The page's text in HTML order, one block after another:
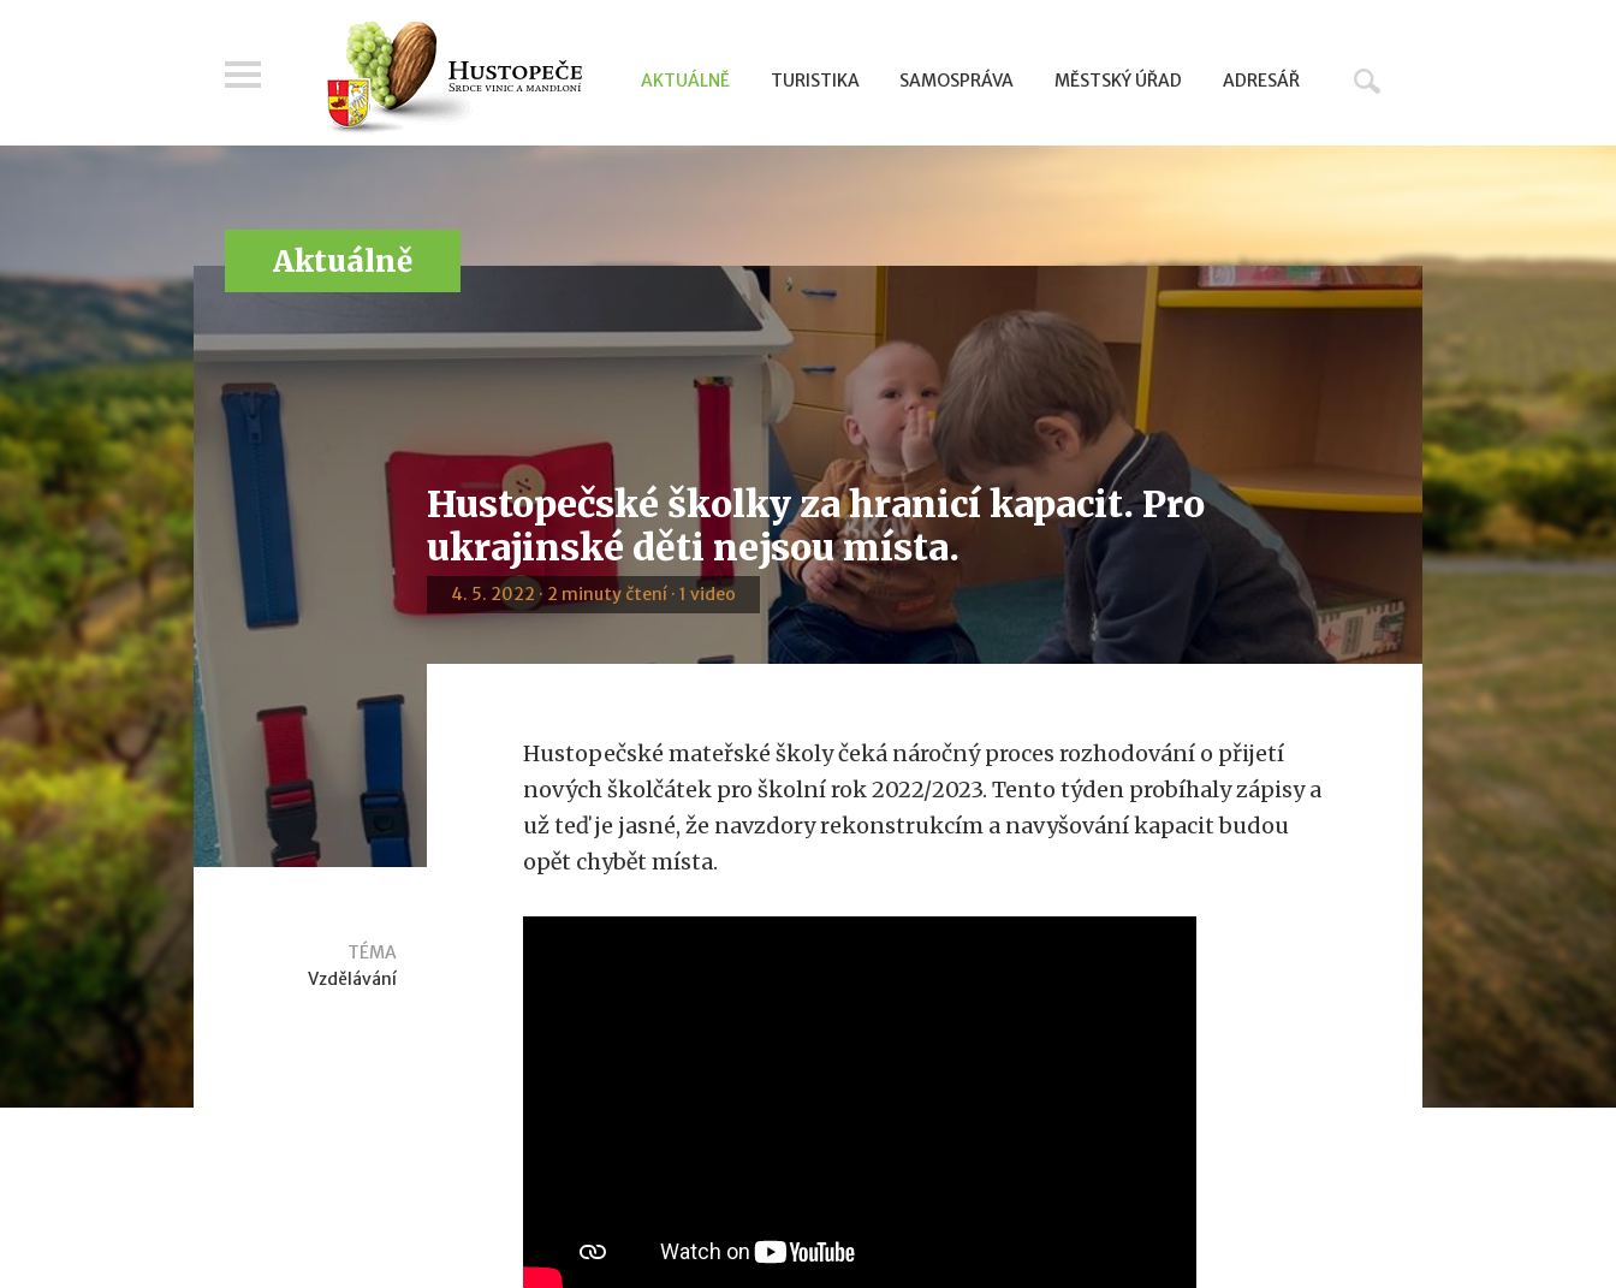
AKTUÁLNĚ TURISTIKA SAMOSPRÁVA MĚSTSKÝ ÚŘAD ADRESÁŘ
Aktuálně
Hustopečské školky za hranicí kapacit. Pro
ukrajinské děti nejsou místa.
4. 5. 2022 · 2 minuty čtení · 1 video
TÉMA
Vzdělávání
Hustopečské mateřské školy čeká náročný proces rozhodování o přijetí
nových školčátek pro školní rok 2022/2023. Tento týden probíhaly zápisy a
už teď je jasné, že navzdory rekonstrukcím a navyšování kapacit budou
opět chybět místa.